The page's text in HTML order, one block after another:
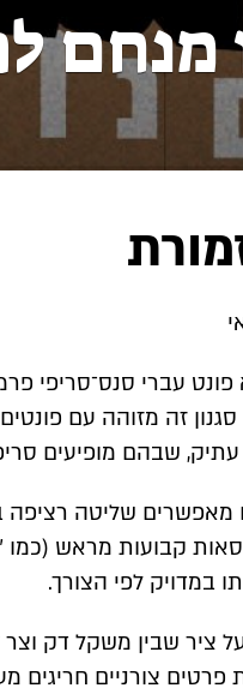
מנחם
זה מזוהה עם
שבהם מופיעים
מאפשרים שליטה
במדויק לפי הצורך.
ציר שבין משקל דק
צורניים חריגים